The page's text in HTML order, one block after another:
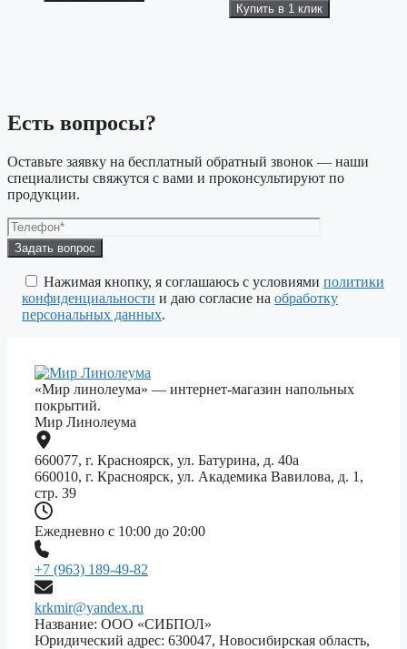
Купить в 1 клик
Есть вопросы?
Оставьте заявку на бесплатный обратный звонок — наши
специалисты свяжутся с вами и проконсультируют по
продукции.
Оставьте
это
поле
пустым.
Нажимая кнопку, я соглашаюсь с условиями политики
конфиденциальности и даю согласие на обработку
персональных данных.
«Мир линолеума» — интернет-магазин напольных
покрытий.
Мир Линолеума
660077, г. Красноярск, ул. Батурина, д. 40а
660010, г. Красноярск, ул. Академика Вавилова, д. 1,
стр. 39
Ежедневно с 10:00 до 20:00
+7 (963) 189-49-82
krkmir@yandex.ru
Название: ООО «СИБПОЛ»
Юридический адрес: 630047, Новосибирская область,